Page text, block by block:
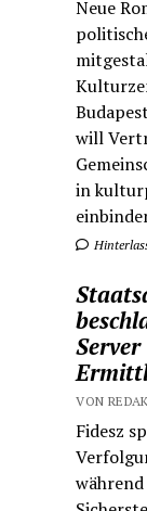
Neue
will
in
VON
Fidesz